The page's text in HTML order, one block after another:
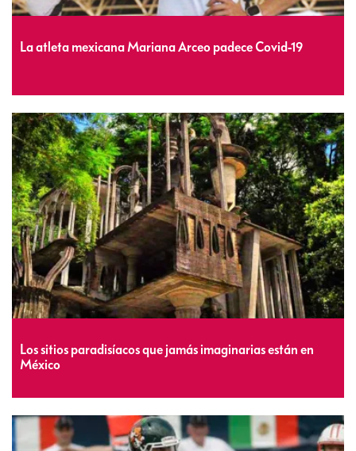
La atleta mexicana Mariana Arceo padece Covid-19
Los sitios paradisíacos que jamás imaginarias están en
México